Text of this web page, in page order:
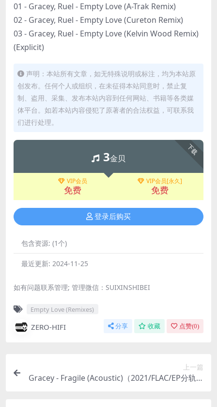
01 - Gracey, Ruel - Empty Love (A-Trak Remix)
02 - Gracey, Ruel - Empty Love (Cureton Remix)
03 - Gracey, Ruel - Empty Love (Kelvin Wood Remix)
(Explicit)
声明：本站所有文章，如无特殊说明或标注，均为本站原
创发布。任何个人或组织，在未征得本站同意时，禁止复
制、盗用、采集、发布本站内容到任何网站、书籍等各类媒
体平台。如若本站内容侵犯了原著者的合法权益，可联系我
们进行处理。
下载
3金贝
VIP会员
免费
VIP会员[永久]
免费
登录后购买
包含资源: (1个)
最近更新: 2024-11-25
如有问题联系管理; 管理微信：SUIXINSHIBEI
Empty Love (Remixes)
ZERO-HIFI 分享 收藏 点赞(0)
上一篇
Gracey - Fragile (Acoustic)（2021/FLAC/EP分轨/7